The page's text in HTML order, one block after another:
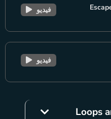
فيديو
فيديو
Loops